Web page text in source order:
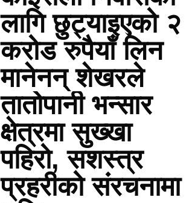
लागि छुट्याइएको २
करोड रुपैयाँ लिन
मानेनन् शेखरले
तातोपानी भन्सार
क्षेत्रमा सुख्खा
पहिरो, सशस्त्र
प्रहरीको संरचनामा